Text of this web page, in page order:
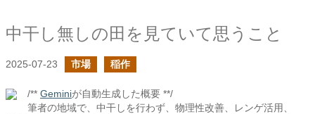
中干し無しの田を見ていて思うこと
2025-07-23 市場 稲作
/** Geminiが自動生成した概要 **/
筆者の地域で、中干しを行わず、物理性改善、レンゲ活用、